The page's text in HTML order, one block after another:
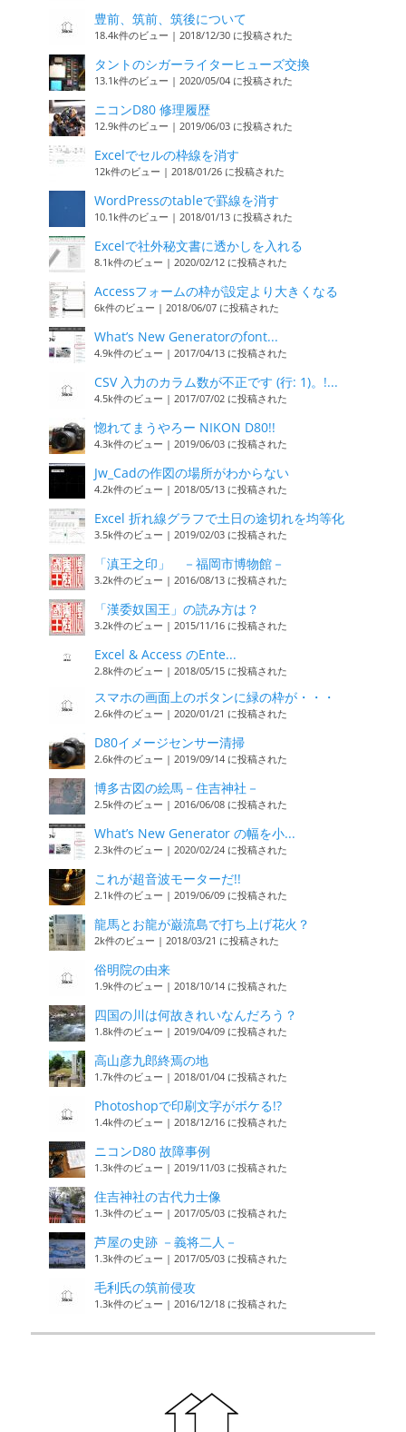
豊前、筑前、筑後について
18.4k件のビュー | 2018/12/30 に投稿された
タントのシガーライターヒューズ交換
13.1k件のビュー | 2020/05/04 に投稿された
ニコンD80 修理履歴
12.9k件のビュー | 2019/06/03 に投稿された
Excelでセルの枠線を消す
12k件のビュー | 2018/01/26 に投稿された
WordPressのtableで罫線を消す
10.1k件のビュー | 2018/01/13 に投稿された
Excelで社外秘文書に透かしを入れる
8.1k件のビュー | 2020/02/12 に投稿された
Accessフォームの枠が設定より大きくなる
6k件のビュー | 2018/06/07 に投稿された
What’s New Generatorのfont...
4.9k件のビュー | 2017/04/13 に投稿された
CSV 入力のカラム数が不正です (行: 1)。!...
4.5k件のビュー | 2017/07/02 に投稿された
惚れてまうやろー NIKON D80!!
4.3k件のビュー | 2019/06/03 に投稿された
Jw_Cadの作図の場所がわからない
4.2k件のビュー | 2018/05/13 に投稿された
Excel 折れ線グラフで土日の途切れを均等化
3.5k件のビュー | 2019/02/03 に投稿された
「滇王之印」 －福岡市博物館－
3.2k件のビュー | 2016/08/13 に投稿された
「漢委奴国王」の読み方は？
3.2k件のビュー | 2015/11/16 に投稿された
Excel & Access のEnte...
2.8k件のビュー | 2018/05/15 に投稿された
スマホの画面上のボタンに緑の枠が・・・
2.6k件のビュー | 2020/01/21 に投稿された
D80イメージセンサー清掃
2.6k件のビュー | 2019/09/14 に投稿された
博多古図の絵馬－住吉神社－
2.5k件のビュー | 2016/06/08 に投稿された
What’s New Generator の幅を小...
2.3k件のビュー | 2020/02/24 に投稿された
これが超音波モーターだ!!
2.1k件のビュー | 2019/06/09 に投稿された
龍馬とお龍が巌流島で打ち上げ花火？
2k件のビュー | 2018/03/21 に投稿された
俗明院の由来
1.9k件のビュー | 2018/10/14 に投稿された
四国の川は何故きれいなんだろう？
1.8k件のビュー | 2019/04/09 に投稿された
高山彦九郎終焉の地
1.7k件のビュー | 2018/01/04 に投稿された
Photoshopで印刷文字がボケる!?
1.4k件のビュー | 2018/12/16 に投稿された
ニコンD80 故障事例
1.3k件のビュー | 2019/11/03 に投稿された
住吉神社の古代力士像
1.3k件のビュー | 2017/05/03 に投稿された
芦屋の史跡 －義将二人－
1.3k件のビュー | 2017/05/03 に投稿された
毛利氏の筑前侵攻
1.3k件のビュー | 2016/12/18 に投稿された